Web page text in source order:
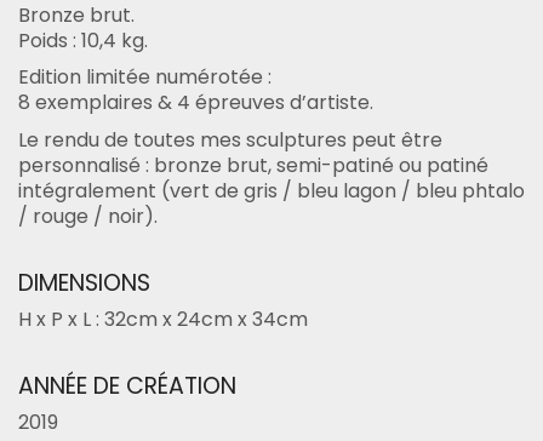
Bronze brut.
Poids : 10,4 kg.
Edition limitée numérotée :
8 exemplaires & 4 épreuves d’artiste.
Le rendu de toutes mes sculptures peut être
personnalisé : bronze brut, semi-patiné ou patiné
intégralement (vert de gris / bleu lagon / bleu phtalo
/ rouge / noir).
DIMENSIONS
H x P x L : 32cm x 24cm x 34cm
ANNÉE DE CRÉATION
2019